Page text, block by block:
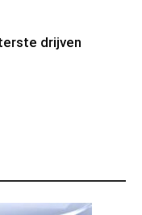
drijven